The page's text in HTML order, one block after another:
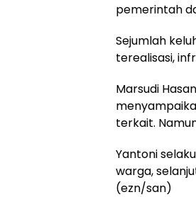
pemerintah
Sejumlah
terealisasi,
Marsudi
terkait.
Yantoni
warga,
(ezn/san)